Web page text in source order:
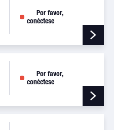
Por favor,
conéctese
Por favor,
conéctese